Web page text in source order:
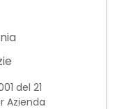
del 21
Azienda